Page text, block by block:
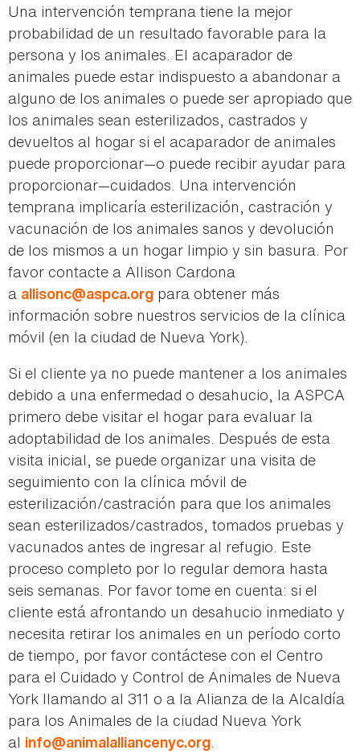
Una intervención temprana tiene la mejor
probabilidad de un resultado favorable para la
persona y los animales. El acaparador de
animales puede estar indispuesto a abandonar a
alguno de los animales o puede ser apropiado que
los animales sean esterilizados, castrados y
devueltos al hogar si el acaparador de animales
puede proporcionar—o puede recibir ayudar para
proporcionar—cuidados. Una intervención
temprana implicaría esterilización, castración y
vacunación de los animales sanos y devolución
de los mismos a un hogar limpio y sin basura. Por
favor contacte a Allison Cardona
a allisonc@aspca.org para obtener más
información sobre nuestros servicios de la clínica
móvil (en la ciudad de Nueva York).
Si el cliente ya no puede mantener a los animales
debido a una enfermedad o desahucio, la ASPCA
primero debe visitar el hogar para evaluar la
adoptabilidad de los animales. Después de esta
visita inicial, se puede organizar una visita de
seguimiento con la clínica móvil de
esterilización/castración para que los animales
sean esterilizados/castrados, tomados pruebas y
vacunados antes de ingresar al refugio. Este
proceso completo por lo regular demora hasta
seis semanas. Por favor tome en cuenta: si el
cliente está afrontando un desahucio inmediato y
necesita retirar los animales en un período corto
de tiempo, por favor contáctese con el Centro
para el Cuidado y Control de Animales de Nueva
York llamando al 311 o a la Alianza de la Alcaldía
para los Animales de la ciudad Nueva York
al info@animalalliancenyc.org.